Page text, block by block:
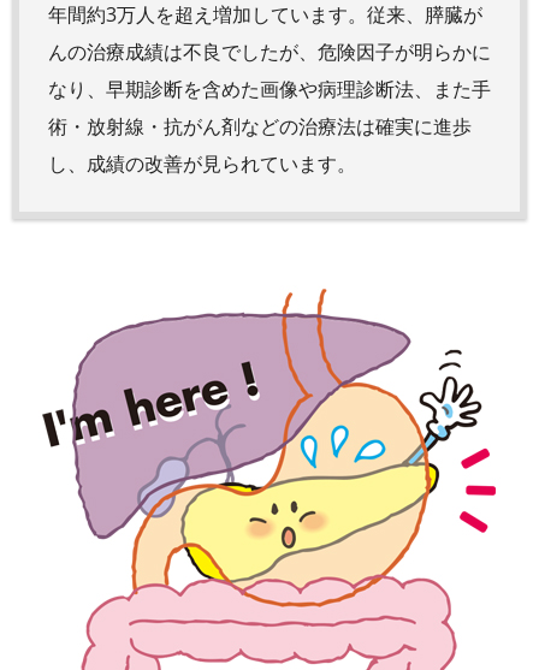
年間約3万人を超え増加しています。従来、膵臓が
んの治療成績は不良でしたが、危険因子が明らかに
なり、早期診断を含めた画像や病理診断法、また手
術・放射線・抗がん剤などの治療法は確実に進歩
し、成績の改善が見られています。